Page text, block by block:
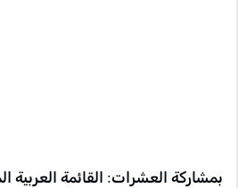
بمشاركة العشرات: القائمة العربية